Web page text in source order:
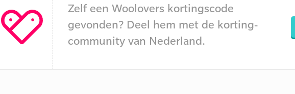
Zelf een Woolovers kortingscode
gevonden? Deel hem met de korting-
community van Nederland.